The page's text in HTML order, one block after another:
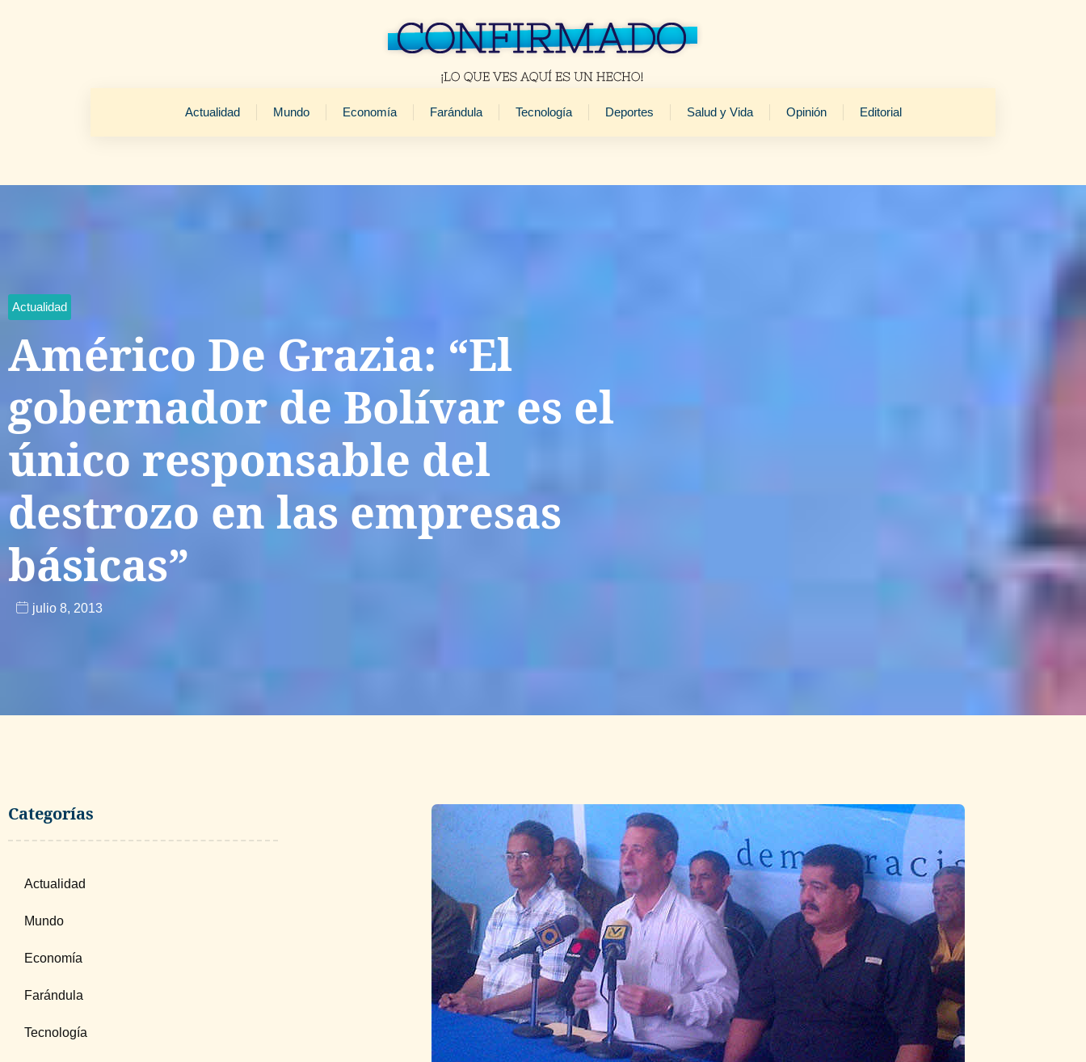
Actualidad Mundo Economía Farándula Tecnología Deportes Salud y Vida Opinión Editorial
Actualidad
Américo De Grazia: “El
gobernador de Bolívar es el
único responsable del
destrozo en las empresas
básicas”
julio 8, 2013
Categorías
Actualidad
Mundo
Economía
Farándula
Tecnología